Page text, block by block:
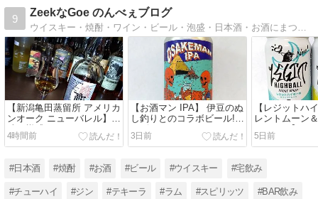
9
ZeekなGoe のんべぇブログ
【新潟亀田蒸留所 アメリカ
ンオーク ニューバレル】甘
味と樽感のウイスキー BAR
飲みでレビュー!!
4時間前
【お酒マン IPA】 伊豆のぬ
し釣りとのコラボビール!!
レビュー!!
3日前
【レジットハ
レントムーン
ュスター】ア
セイのハイボ
5日前
#日本酒 #焼酎 #お酒 #ビール #ウイスキー #宅飲み
#チューハイ #ジン #テキーラ #ラム #スピリッツ #BAR飲み